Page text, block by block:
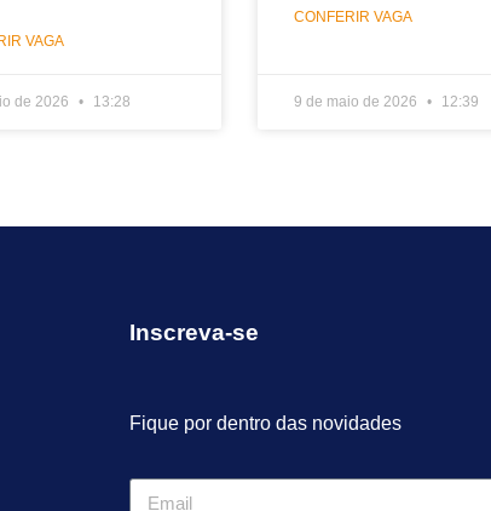
VAGA
de 2026 13:28
CONFERIR VAGA
9 de maio de 2026 12:39
Inscreva-se
Fique por dentro das novidades